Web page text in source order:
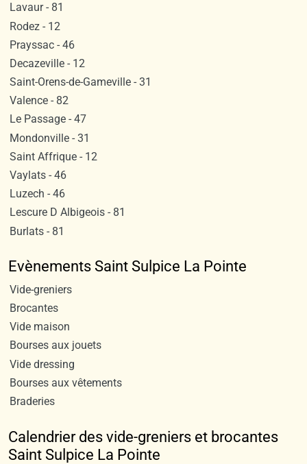
Lavaur - 81
Rodez - 12
Prayssac - 46
Decazeville - 12
Saint-Orens-de-Gameville - 31
Valence - 82
Le Passage - 47
Mondonville - 31
Saint Affrique - 12
Vaylats - 46
Luzech - 46
Lescure D Albigeois - 81
Burlats - 81
Evènements Saint Sulpice La Pointe
Vide-greniers
Brocantes
Vide maison
Bourses aux jouets
Vide dressing
Bourses aux vêtements
Braderies
Calendrier des vide-greniers et brocantes
Saint Sulpice La Pointe